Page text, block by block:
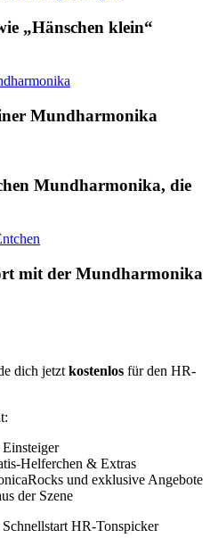
„Hänschen klein“
Mundharmonika
Mundharmonika, die
mit der Mundharmonika
dich jetzt kostenlos für den HR-
Helferchen & Extras
und exklusive Angebote
der Szene